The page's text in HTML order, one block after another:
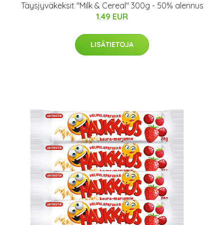
Täysjyväkeksit "Milk & Cereal" 300g - 50% alennus
1.49 EUR
LISÄTIETOJA